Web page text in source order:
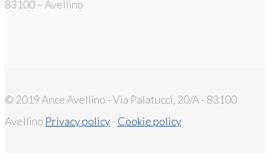
83100 – Avellino
© 2019 Ance Avellino - Via Palatucci, 20/A - 83100
Avellino Privacy policy- Cookie policy